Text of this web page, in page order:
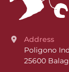
Address
Poligono
25600